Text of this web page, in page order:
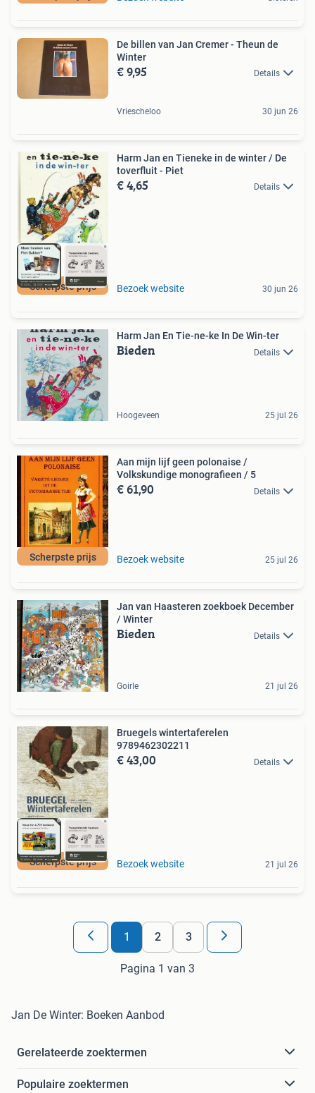
De billen van Jan Cremer - Theun de
Winter
€ 9,95 Details
Vriescheloo 30 jun 26
Scherpste prijs
Harm Jan en Tieneke in de winter / De
toverfluit - Piet
€ 4,65 Details
Bezoek website 30 jun 26
Harm Jan En Tie-ne-ke In De Win-ter
Bieden Details
Hoogeveen 25 jul 26
Scherpste prijs
Aan mijn lijf geen polonaise /
Volkskundige monografieen / 5
€ 61,90 Details
Bezoek website 25 jul 26
Jan van Haasteren zoekboek December
/ Winter
Bieden Details
Goirle 21 jul 26
Scherpste prijs
Bruegels wintertaferelen
9789462302211
€ 43,00 Details
Bezoek website 21 jul 26
1 2 3
Pagina 1 van 3
Jan De Winter: Boeken Aanbod
Gerelateerde zoektermen
Populaire zoektermen